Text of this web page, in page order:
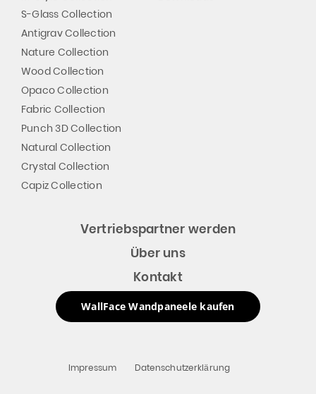
S-Glass Collection
Antigrav Collection
Nature Collection
Wood Collection
Opaco Collection
Fabric Collection
Punch 3D Collection
Natural Collection
Crystal Collection
Capiz Collection
Vertriebspartner werden
Über uns
Kontakt
WallFace Wandpaneele kaufen
Impressum Datenschutzerklärung